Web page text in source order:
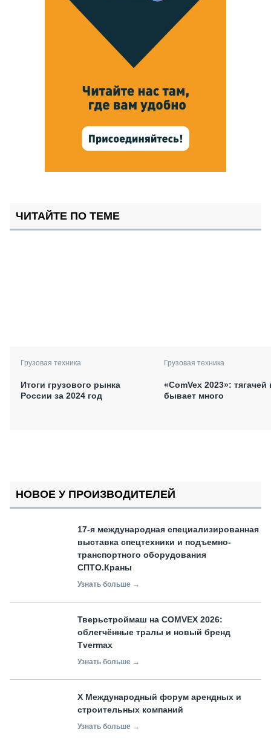
ЧИТАЙТЕ ПО ТЕМЕ
Грузовая техника
Итоги грузового рынка
России за 2024 год
Грузовая техника
«ComVex 2023»: тягачей
бывает много
НОВОЕ У ПРОИЗВОДИТЕЛЕЙ
17-я международная специализированная
выставка спецтехники и подъемно-
транспортного оборудования
СПТО.Краны
Узнать больше →
Тверьстроймаш на COMVEX 2026:
облегчённые тралы и новый бренд
Tvermax
Узнать больше →
X Международный форум арендных и
строительных компаний
Узнать больше →